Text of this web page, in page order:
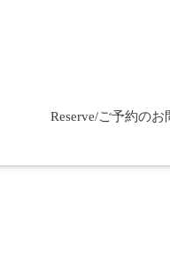
Reserve/ご予約のお